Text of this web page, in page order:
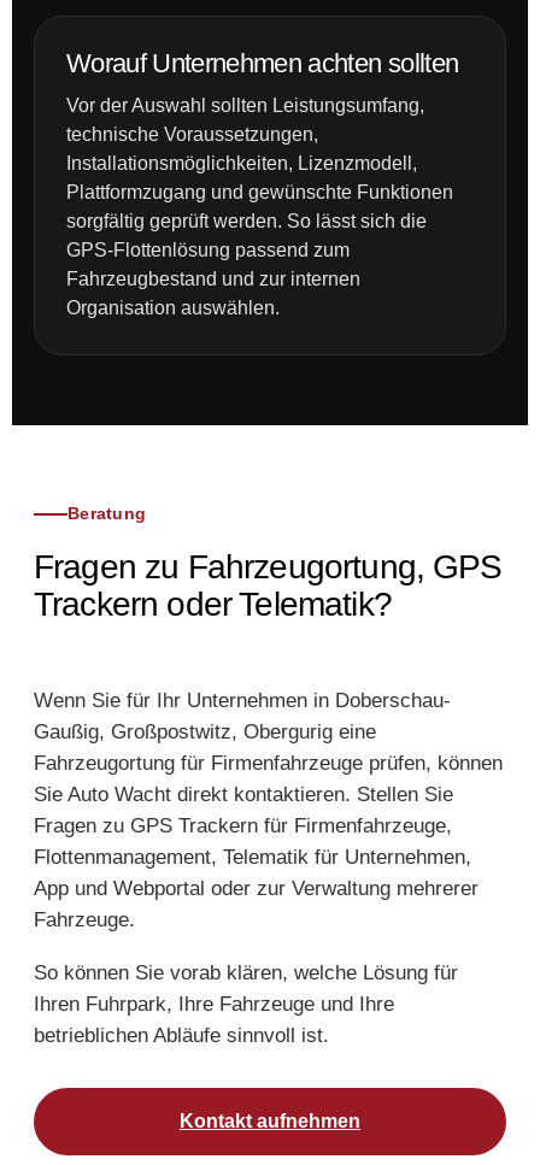
Worauf Unternehmen achten sollten
Vor der Auswahl sollten Leistungsumfang,
technische Voraussetzungen,
Installationsmöglichkeiten, Lizenzmodell,
Plattformzugang und gewünschte Funktionen
sorgfältig geprüft werden. So lässt sich die
GPS-Flottenlösung passend zum
Fahrzeugbestand und zur internen
Organisation auswählen.
Beratung
Fragen zu Fahrzeugortung, GPS
Trackern oder Telematik?
Wenn Sie für Ihr Unternehmen in Doberschau-
Gaußig, Großpostwitz, Obergurig eine
Fahrzeugortung für Firmenfahrzeuge prüfen, können
Sie Auto Wacht direkt kontaktieren. Stellen Sie
Fragen zu GPS Trackern für Firmenfahrzeuge,
Flottenmanagement, Telematik für Unternehmen,
App und Webportal oder zur Verwaltung mehrerer
Fahrzeuge.
So können Sie vorab klären, welche Lösung für
Ihren Fuhrpark, Ihre Fahrzeuge und Ihre
betrieblichen Abläufe sinnvoll ist.
Kontakt aufnehmen